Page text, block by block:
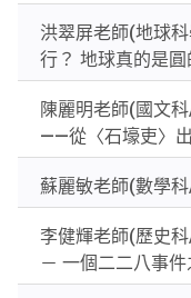
Enter
洪翠屏老師(地球
行？ 地球真的是圓
陳麗明老師(國文
——從〈石壕吏〉
蘇麗敏老師(數學
李健輝老師(歷史
－ 一個二二八事件